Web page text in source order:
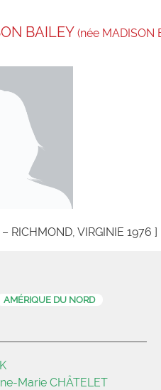
BAILEY (née MADISON
RICHMOND, VIRGINIE 1976 ]
AMÉRIQUE DU NORD
Marie CHÂTELET